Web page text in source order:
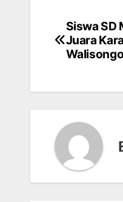
Post
Siswa SD
Juara